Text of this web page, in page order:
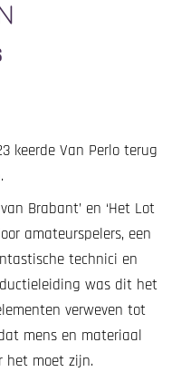
keerde Van Perlo terug
Brabant’ en ‘Het Lot
amateurspelers, een
technici en
was dit het
verweven tot
mens en materiaal
het moet zijn.